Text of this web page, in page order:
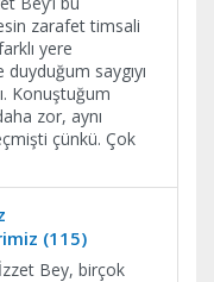
zarafet timsali
yere
saygıyı
Konuştuğum
zor, aynı
çünkü. Çok
(115)
Bey, birçok